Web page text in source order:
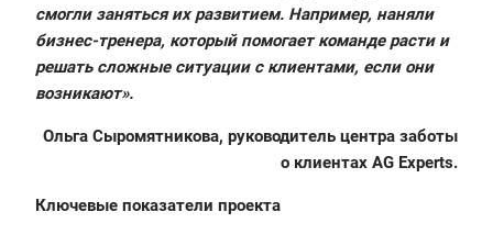
смогли заняться их развитием. Например, наняли
бизнес-тренера, который помогает команде расти и
решать сложные ситуации с клиентами, если они
возникают».
Ольга Сыромятникова, руководитель центра заботы
о клиентах AG Experts.
Ключевые показатели проекта